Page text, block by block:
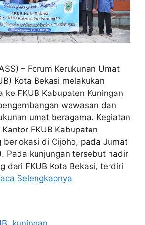
– Forum Kerukunan Umat
Kota Bekasi melakukan
ke FKUB Kabupaten Kuningan
wawasan dan
umat beragama. Kegiatan
FKUB Kabupaten
berlokasi di Cijoho, pada Jumat
Pada kunjungan tersebut hadir
dari FKUB Kota Bekasi, terdiri
Selengkapnya
, kuningan